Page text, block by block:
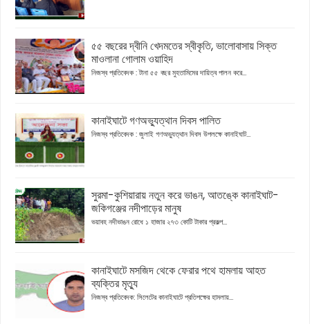
৫৫ বছরের দ্বীনি খেদমতের স্বীকৃতি, ভালোবাসায় সিক্ত
মাওলানা গোলাম ওয়াহিদ
নিজস্ব প্রতিবেদক : টানা ৫৫ বছর মুহতামিমের দায়িত্ব পালন করে...
কানাইঘাটে গণঅভ্যুত্থান দিবস পালিত
নিজস্ব প্রতিবেদক : জুলাই গণঅভ্যুত্থান দিবস উপলক্ষে কানাইঘাট...
সুরমা-কুশিয়ারায় নতুন করে ভাঙন, আতঙ্কে কানাইঘাট-
জকিগঞ্জের নদীপাড়ের মানুষ
ভয়াবহ নদীভাঙন রোধে ১ হাজার ২৭৩ কোটি টাকার প্রকল্প...
কানাইঘাটে মসজিদ থেকে ফেরার পথে হামলায় আহত
ব্যক্তির মৃত্যু
নিজস্ব প্রতিবেদক: সিলেটের কানাইঘাটে প্রতিপক্ষের হামলায়...